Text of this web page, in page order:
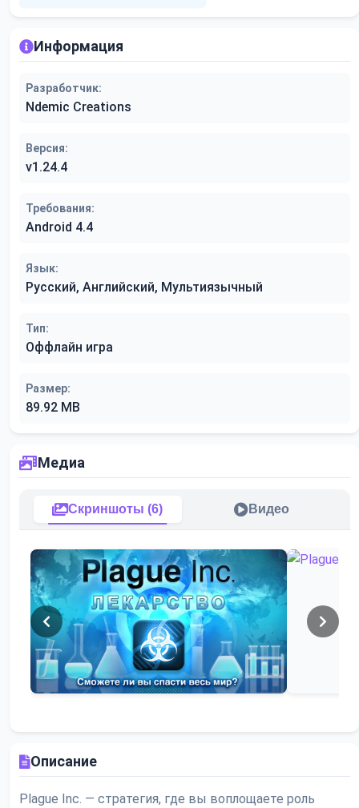
Информация
Разработчик:
Ndemic Creations
Версия:
v1.24.4
Требования:
Android 4.4
Язык:
Русский, Английский, Мультиязычный
Тип:
Оффлайн игра
Размер:
89.92 MB
Медиа
Скриншоты (6) Видео
Описание
Plague Inc. — стратегия, где вы воплощаете роль